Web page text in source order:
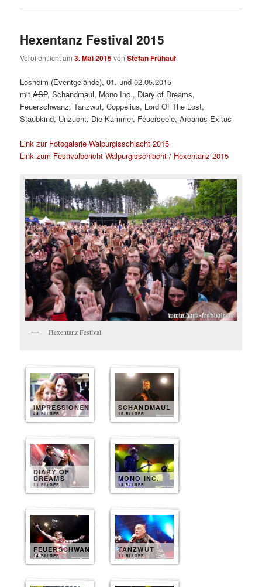
Hexentanz Festival 2015
Veröffentlicht am3. Mai 2015vonStefan Frühauf
Losheim (Eventgelände), 01. und 02.05.2015
mitASP, Schandmaul, Mono Inc., Diary of Dreams,
Feuerschwanz, Tanzwut, Coppelius, Lord Of The Lost,
Staubkind, Unzucht, Die Kammer, Feuerseele, Arcanus Exitus
Link zur Fotogalerie Walpurgisschlacht 2015
Link zum Festivalbericht Walpurgisschlacht / Hexentanz 2015
Hexentanz Festival
IMPRESSIONEN
44 BILDER
SCHANDMAUL
15 BILDER
DIARY OF
DREAMS
11 BILDER
MONO INC.
13 BILDER
FEUERSCHWANZ
14 BILDER
TANZWUT
11 BILDER